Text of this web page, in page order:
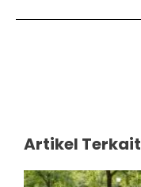
Artikel Terkait